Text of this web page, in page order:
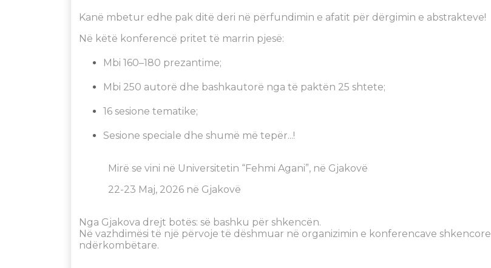
Kanë mbetur edhe pak ditë deri në përfundimin e afatit për dërgimin e abstrakteve!
Në këtë konferencë pritet të marrin pjesë:
Mbi 160–180 prezantime;
Mbi 250 autorë dhe bashkautorë nga të paktën 25 shtete;
16 sesione tematike;
Sesione speciale dhe shumë më tepër...!
Mirë se vini në Universitetin “Fehmi Agani”, në Gjakovë
22-23 Maj, 2026 në Gjakovë
Nga Gjakova drejt botës: së bashku për shkencën.
Në vazhdimësi të një përvoje të dëshmuar në organizimin e konferencave shkencore
ndërkombëtare.